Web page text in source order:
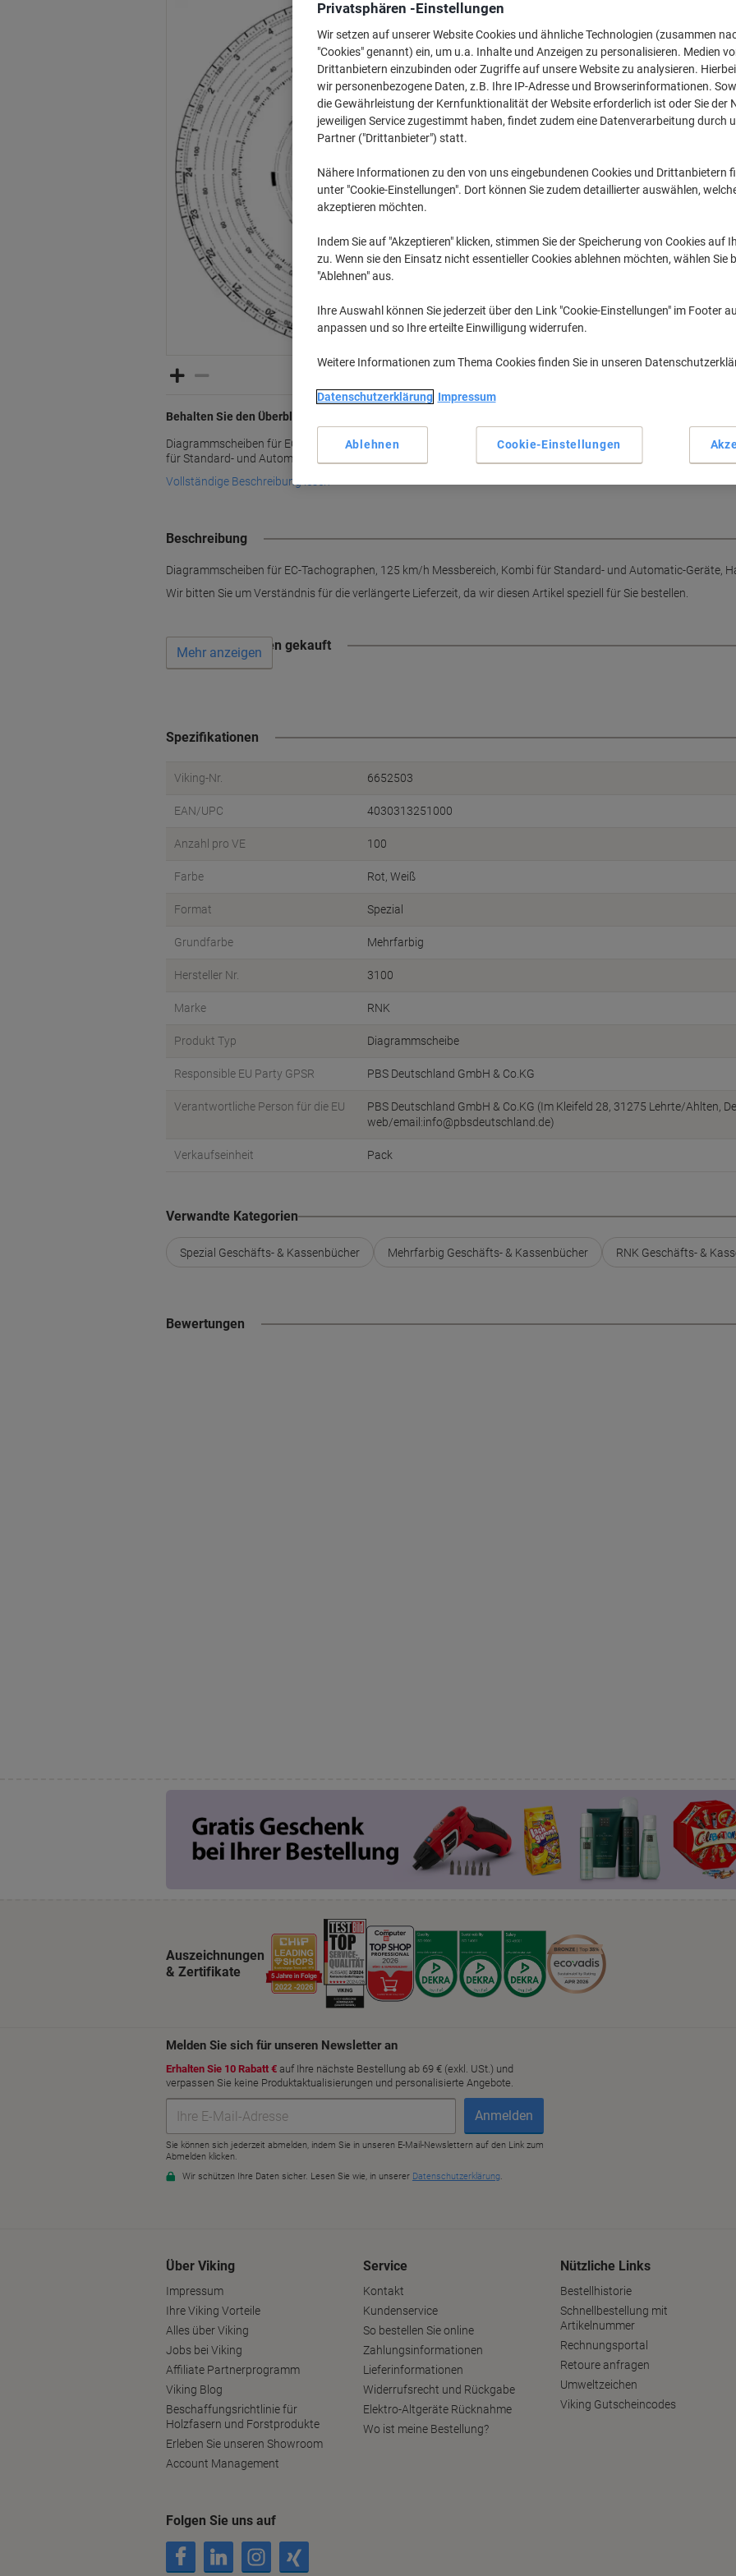
Behalten Sie den Überblick
Diagrammscheiben für EC-Tachographen, 125 km/h Messbereich, Kombi
für Standard- und Automatic-Geräte, Haug-Nr. 125 100
Vollständige Beschreibung lesen
12,48 € inkl. USt
Aktuell verfügbar
Versand durch Lieferanten
Zu einer Liste
Beschreibung
Diagrammscheiben für EC-Tachographen, 125 km/h Messbereich, Kombi für Standard- und Automatic-Geräte,
Wir bitten Sie um Verständnis für die verlängerte Lieferzeit, da wir diesen Artikel speziell für Sie bestellen.
Wird oft zusammen gekauft
Mehr anzeigen
Spezifikationen
Viking-Nr. 6652503
EAN/UPC 4030313251000
Anzahl pro VE 100
Farbe Rot, Weiß
Format Spezial
Grundfarbe Mehrfarbig
Hersteller Nr. 3100
Marke RNK
Produkt Typ Diagrammscheibe
Responsible EU Party GPSR PBS Deutschland GmbH & Co.KG
Verantwortliche Person für die EU
PBS Deutschland GmbH & Co.KG (Im Kleifeld 28, 31275 Lehrte/Ahlten,
web/email:info@pbsdeutschland.de)
Verkaufseinheit Pack
Verwandte Kategorien
Spezial Geschäfts- & Kassenbücher Mehrfarbig Geschäfts- & Kassenbücher RNK Geschäfts- &
Bewertungen
Auszeichnungen
& Zertifikate
Über Viking
Impressum
Ihre Viking Vorteile
Alles über Viking
Jobs bei Viking
Affiliate Partnerprogramm
Viking Blog
Beschaffungsrichtlinie für
Holzfasern und Forstprodukte
Erleben Sie unseren Showroom
Account Management
Service
Kontakt
Kundenservice
So bestellen Sie online
Zahlungsinformationen
Lieferinformationen
Widerrufsrecht und Rückgabe
Elektro-Altgeräte Rücknahme
Wo ist meine Bestellung?
Nützliche Links
Bestellhistorie
Schnellbestellung mit
Artikelnummer
Rechnungsportal
Retoure anfragen
Umweltzeichen
Viking Gutscheincodes
Folgen Sie uns auf
Privatsphären -Einstellungen
Wir setzen auf unserer Website Cookies und ähnliche Technologien (zusammen
"Cookies" genannt) ein, um u.a. Inhalte und Anzeigen zu personalisieren. Medien
Drittanbietern einzubinden oder Zugriffe auf unsere Website zu analysieren.
wir personenbezogene Daten, z.B. Ihre IP-Adresse und Browserinformationen.
die Gewährleistung der Kernfunktionalität der Website erforderlich ist oder Sie der
jeweiligen Service zugestimmt haben, findet zudem eine Datenverarbeitung durch
Partner ("Drittanbieter") statt.
Nähere Informationen zu den von uns eingebundenen Cookies und Drittanbietern
unter "Cookie-Einstellungen". Dort können Sie zudem detaillierter auswählen,
akzeptieren möchten.
Indem Sie auf "Akzeptieren" klicken, stimmen Sie der Speicherung von Cookies auf
zu. Wenn sie den Einsatz nicht essentieller Cookies ablehnen möchten, wählen Sie
"Ablehnen" aus.
Ihre Auswahl können Sie jederzeit über den Link "Cookie-Einstellungen" im Footer
anpassen und so Ihre erteilte Einwilligung widerrufen.
Weitere Informationen zum Thema Cookies finden Sie in unseren
Datenschutzerklärung Impressum
Cookie-Einstellungen
Ablehnen